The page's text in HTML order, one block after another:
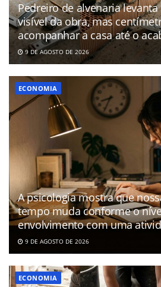
Pedreiro de alvenaria
visível da obra, mas
acompanhar a casa até o
9 DE AGOSTO DE 2026
ECONOMIA
A psicologia mostra que
tempo muda conforme o
envolvimento com uma
9 DE AGOSTO DE 2026
ECONOMIA